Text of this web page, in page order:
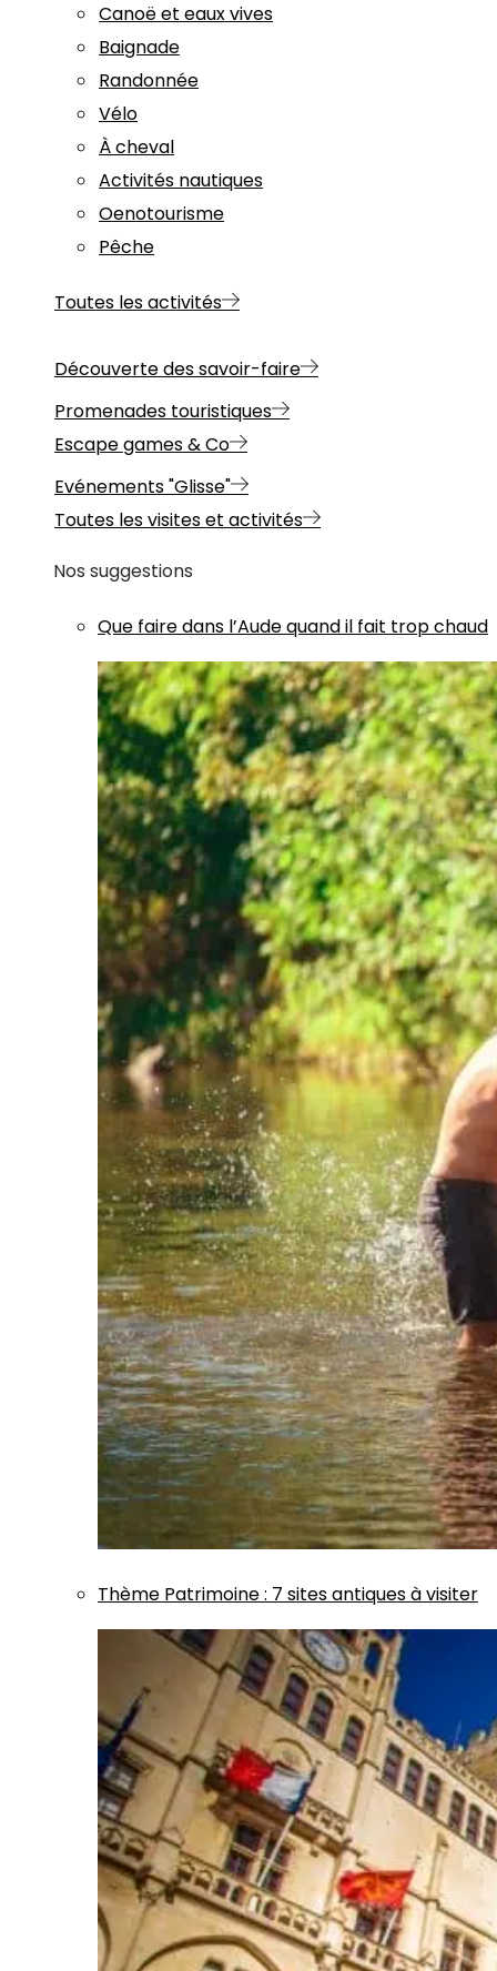
Canoë et eaux vives
Baignade
Randonnée
Vélo
À cheval
Activités nautiques
Oenotourisme
Pêche
Toutes les activités
Découverte des savoir-faire
Promenades touristiques
Escape games & Co
Evénements "Glisse"
Toutes les visites et activités
Nos suggestions
Que faire dans l’Aude quand il fait trop chaud
Thème Patrimoine: 7 sites antiques à visiter